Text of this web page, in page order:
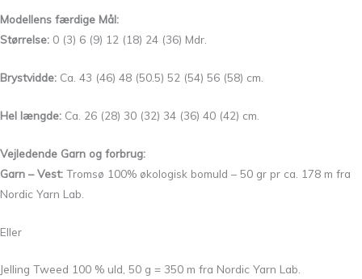
Modellens færdige Mål:
Størrelse: 0 (3) 6 (9) 12 (18) 24 (36) Mdr.
Brystvidde: Ca. 43 (46) 48 (50.5) 52 (54) 56 (58) cm.
Hel længde: Ca. 26 (28) 30 (32) 34 (36) 40 (42) cm.
Vejledende Garn og forbrug:
Garn – Vest: Tromsø 100% økologisk bomuld – 50 gr pr ca. 178 m fra
Nordic Yarn Lab.
Eller
Jelling Tweed 100 % uld, 50 g = 350 m fra Nordic Yarn Lab.